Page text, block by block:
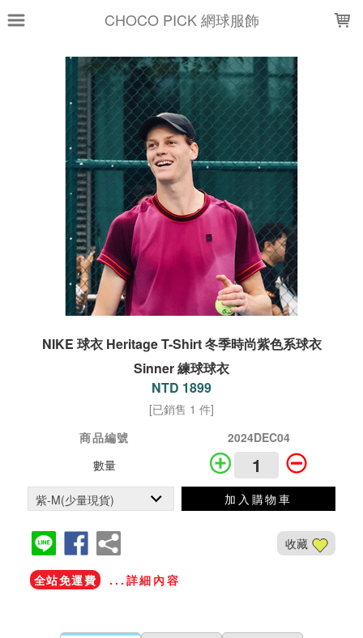
CHOCO PICK 網球服飾
NIKE 球衣 Heritage T-Shirt 冬季時尚紫色系球衣
Sinner 練球球衣
NTD 1899
[已銷售 1 件]
商品編號
2024DEC04
數量
加入購物車
收藏
全站免運費 ...詳細內容